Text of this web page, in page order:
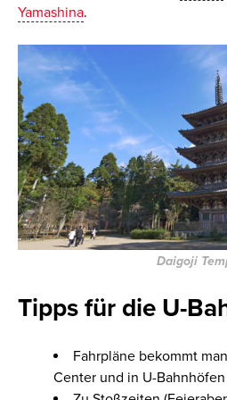
Yamashina.
Daigoji
Tipps für die U-
Fahrpläne bekommt
Center und in U-Bahnhöfen